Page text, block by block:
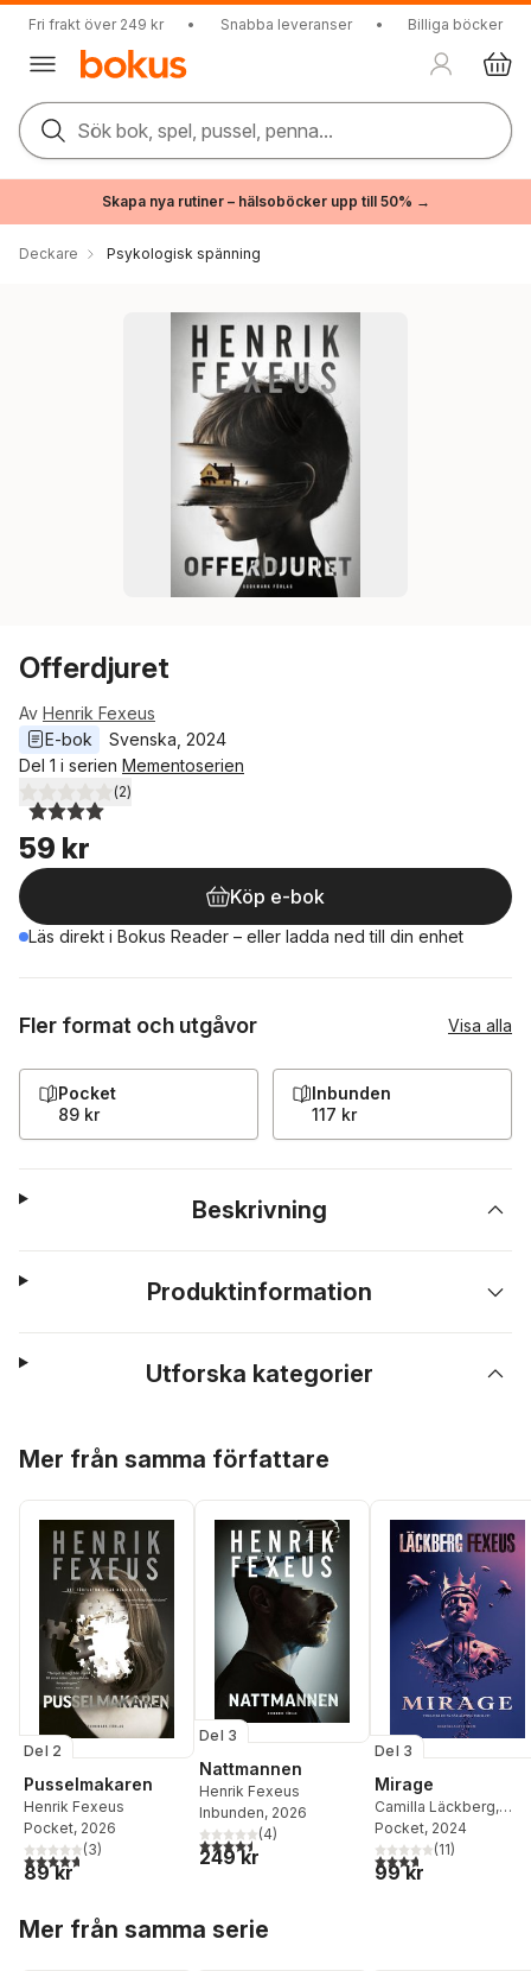
Fri frakt över 249 kr • Snabba leveranser • Billiga böcker
Sök bok, spel, pussel, penna...
Skapa nya rutiner – hälsoböcker upp till 50% →
Deckare Psykologisk spänning
Offerdjuret
Av Henrik Fexeus
E-bok
Svenska 2024
Del 1 i serien Mementoserien
4,0utav 5 stjärnor. Totalt antal röster:
(2)
59 kr
Köp e-bok
Läs direkt i Bokus Reader – eller ladda ned till din enhet
Fler format och utgåvor Visa alla
Pocket
89 kr
Inbunden
117 kr
Beskrivning
Produktinformation
Utforska kategorier
Mer från samma författare
Del 2
Pusselmakaren
Henrik Fexeus
Pocket, 2026
4,7utav 5 stjärnor. Totalt antal röster:
(3)
89 kr
Del 3
Nattmannen
Henrik Fexeus
Inbunden, 2026
4,5utav 5 stjärnor. Totalt antal röster:
(4)
249 kr
Del 3
Mirage
Camilla Läckberg,
Henrik Fexeus
Pocket, 2024
3,7utav 5 stjärnor.
(11)
99 kr
Mer från samma serie